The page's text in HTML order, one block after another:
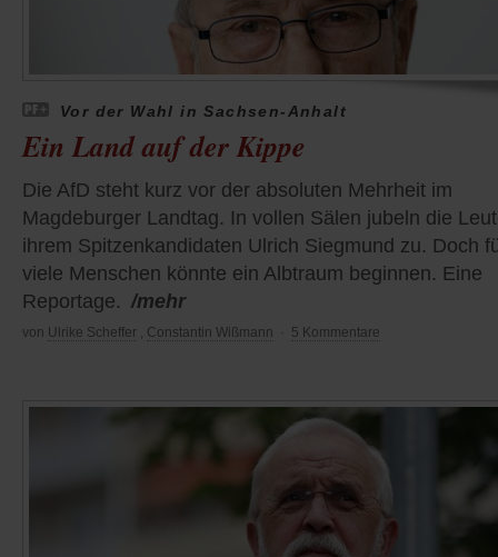
Vor der Wahl in Sachsen-Anhalt
Ein Land auf der Kippe
Die AfD steht kurz vor der absoluten Mehrheit im
Magdeburger Landtag. In vollen Sälen jubeln die
ihrem Spitzenkandidaten Ulrich Siegmund zu. Doch
viele Menschen könnte ein Albtraum beginnen. Eine
Reportage. /mehr
von Ulrike Scheffer , Constantin Wißmann 5 Kommentare